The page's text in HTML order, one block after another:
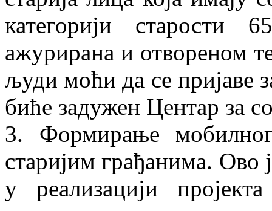
категорији старости
ажурирана и отвореном
људи моћи да се пријаве
биће задужен Центар за
3. Формирање
старијим грађанима. Ово
у реализацији